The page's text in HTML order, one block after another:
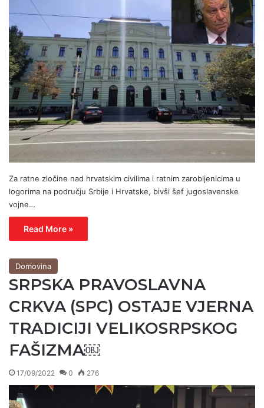
Za ratne zločine nad hrvatskim civilima i ratnim zarobljenicima u
logorima na području Srbije i Hrvatske, bivši šef jugoslavenske
vojne…
Read More »
Domovina
SRPSKA PRAVOSLAVNA
CRKVA (SPC) OSTAJE VJERNA
TRADICIJI VELIKOSRPSKOG
FAŠIZMA￼
17/09/2022 0 276